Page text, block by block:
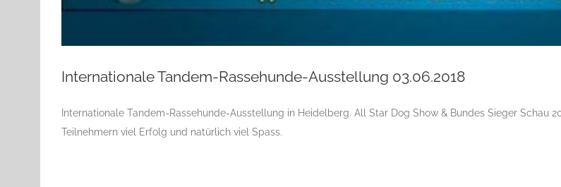
Internationale Tandem-Rassehunde-Ausstellung 03.06.2018
Internationale Tandem-Rassehunde-Ausstellung in Heidelberg. All Star Dog Show & Bundes Sieger Schau
Teilnehmern viel Erfolg und natürlich viel Spass.